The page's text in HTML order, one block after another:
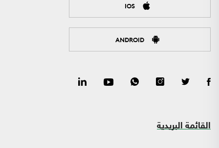
IOS
ANDROID
القائمة البريدية